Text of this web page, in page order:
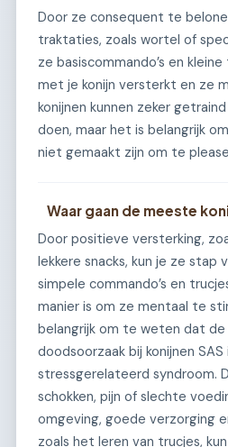
Door ze consequent te
traktaties, zoals wortel of
ze basiscommando’s en
met je konijn versterkt en ze
konijnen kunnen zeker
doen, maar het is belangrijk
niet gemaakt zijn om te
Waar gaan de meeste
Door positieve versterking,
lekkere snacks, kun je ze stap
simpele commando’s en
manier is om ze mentaal te
belangrijk om te weten dat de
doodsoorzaak bij konijnen SAS
stressgerelateerd syndroom.
schokken, pijn of slechte
omgeving, goede verzorging
zoals het leren van trucjes,